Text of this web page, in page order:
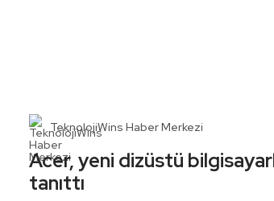
TeknolojiWins Haber Merkezi
Acer, yeni dizüstü
tanıttı